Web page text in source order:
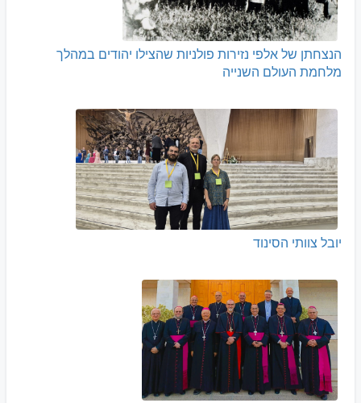
הנצחתן של אלפי נזירות פולניות שהצילו יהודים במהלך
מלחמת העולם השנייה
יובל צוותי הסינוד